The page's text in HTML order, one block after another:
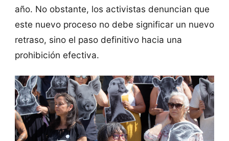
año. No obstante, los activistas denuncian que
este nuevo proceso no debe significar un nuevo
retraso, sino el paso definitivo hacia una
prohibición efectiva.